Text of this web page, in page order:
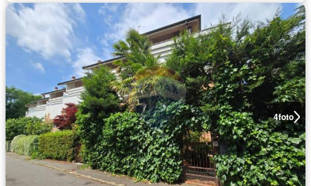
4foto